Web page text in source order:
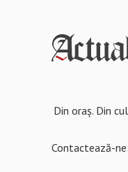
Din oraș. Din
Contactează-ne: